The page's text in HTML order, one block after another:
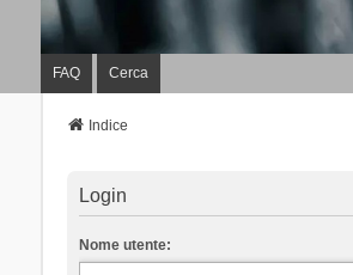
FAQ Cerca
Indice
Login
Nome utente: